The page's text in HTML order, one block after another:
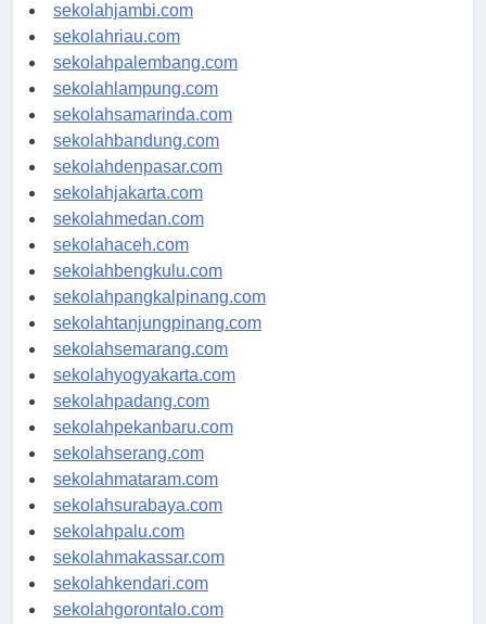
sekolahjambi.com
sekolahriau.com
sekolahpalembang.com
sekolahlampung.com
sekolahsamarinda.com
sekolahbandung.com
sekolahdenpasar.com
sekolahjakarta.com
sekolahmedan.com
sekolahaceh.com
sekolahbengkulu.com
sekolahpangkalpinang.com
sekolahtanjungpinang.com
sekolahsemarang.com
sekolahyogyakarta.com
sekolahpadang.com
sekolahpekanbaru.com
sekolahserang.com
sekolahmataram.com
sekolahsurabaya.com
sekolahpalu.com
sekolahmakassar.com
sekolahkendari.com
sekolahgorontalo.com